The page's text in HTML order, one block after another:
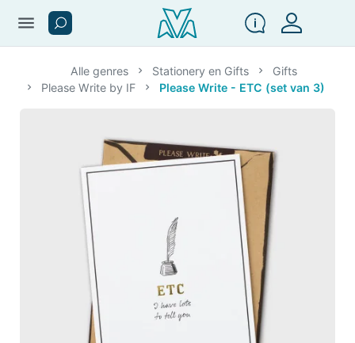
menu
Alle genres Stationery en Gifts
Gifts
Please Write by IF
Please Write - ETC (set van 3)